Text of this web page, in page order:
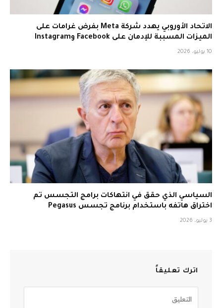
الاتحاد الأوروبي يهدد شركة Meta بفرض غرامات على
الميزات المسببة للإدمان على Facebook وInstagram
10 يوليو، 2026
السياسي الذي حقق في انتهاكات برامج التجسس تم
اختراق هاتفه باستخدام برنامج تجسس Pegasus
3 يوليو، 2026
اترك تعليقاً